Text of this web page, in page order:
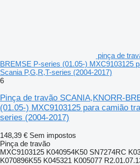
pinça de
BREMSE P-series (01.05-) MXC9103125
Scania P,G,R,T-series (2004-2017)
6
Pinça de travão SCANIA,KNORR-
(01.05-) MXC9103125 para camião
series (2004-2017)
148,39 € Sem impostos
Pinça de travão
MXC9103125 K040954K50 SN7274RC
K070896K55 K045321 K005077